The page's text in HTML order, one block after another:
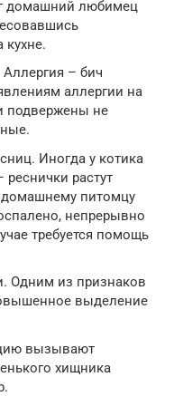
домашний любимец
– бич
аллергии на
подвержены не
Иногда у котика
реснички растут
домашнему питомцу
непрерывно
требуется помощь
Одним из признаков
выделение
вызывают
хищника